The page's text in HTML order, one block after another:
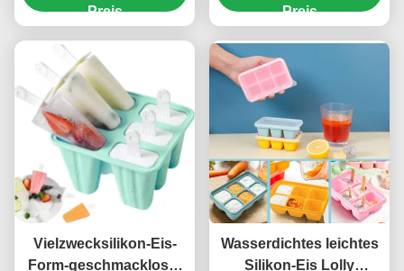
Preis
hoch
Preis
Vielzwecksilikon-Eis-
Form-geschmackloser
Wasserdichtes leichtes
Silikon-Eis Lolly